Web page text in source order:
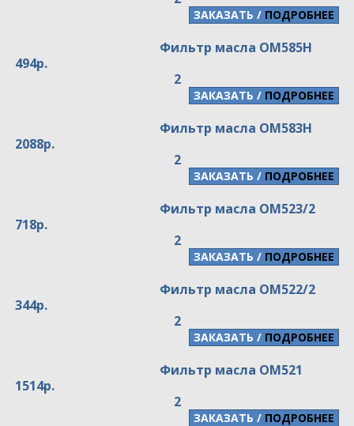
/ ПОДРОБНЕЕ
Фильтр масла OM585H
494р.
2
/ ПОДРОБНЕЕ
Фильтр масла OM583H
2088р.
2
/ ПОДРОБНЕЕ
Фильтр масла OM523/2
718р.
2
/ ПОДРОБНЕЕ
Фильтр масла OM522/2
344р.
2
/ ПОДРОБНЕЕ
Фильтр масла OM521
1514р.
2
/ ПОДРОБНЕЕ